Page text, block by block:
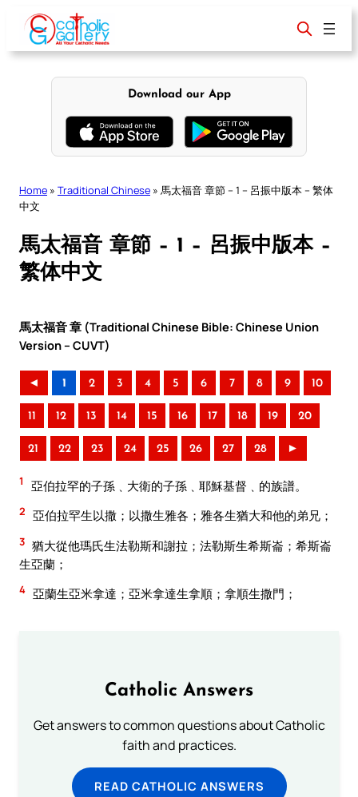
content
Download our App
Home » Traditional Chinese » 馬太福音 章節 – 1 – 呂振中版本 – 繁体
中文
馬太福音 章節 – 1 – 呂振中版本 –
繁体中文
馬太福音 章 (Traditional Chinese Bible: Chinese Union
Version – CUVT)
◄ 1 2 3 4 5 6 7 8 9 10
11 12 13 14 15 16 17 18 19 20
21 22 23 24 25 26 27 28 ►
1 亞伯拉罕的子孫﹑大衛的子孫﹑耶穌基督﹑的族譜。
2 亞伯拉罕生以撒；以撒生雅各；雅各生猶大和他的弟兄；
3 猶大從他瑪氏生法勒斯和謝拉；法勒斯生希斯崙；希斯崙
生亞蘭；
4 亞蘭生亞米拿達；亞米拿達生拿順；拿順生撒門；
Catholic Answers
Get answers to common questions about Catholic
faith and practices.
READ CATHOLIC ANSWERS